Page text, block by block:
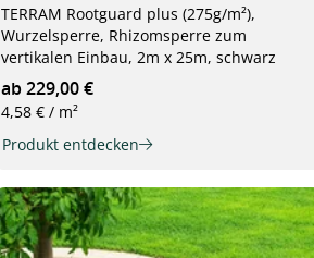
TERRAM Rootguard plus (275g/m²),
Wurzelsperre, Rhizomsperre zum
vertikalen Einbau, 2m x 25m, schwarz
ab 229,00 €
4,58 € / m²
Produkt entdecken